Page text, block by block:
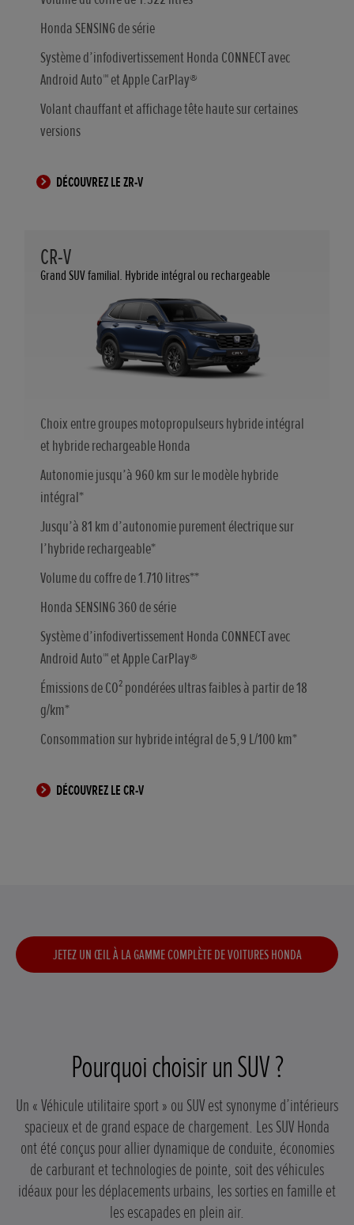
Honda SENSING de série
Système d’infodivertissement Honda CONNECT avec
Android Auto™ et Apple CarPlay®
Volant chauffant et affichage tête haute sur certaines
versions
DÉCOUVREZ LE ZR-V
CR-V
Grand SUV familial. Hybride intégral ou rechargeable
Choix entre groupes motopropulseurs hybride intégral
et hybride rechargeable Honda
Autonomie jusqu’à 960 km sur le modèle hybride
intégral*
Jusqu’à 81 km d’autonomie purement électrique sur
l’hybride rechargeable*
Volume du coffre de 1.710 litres**
Honda SENSING 360 de série
Système d’infodivertissement Honda CONNECT avec
Android Auto™ et Apple CarPlay®
Émissions de CO² pondérées ultras faibles à partir de 18
g/km*
Consommation sur hybride intégral de 5,9 L/100 km*
DÉCOUVREZ LE CR-V
JETEZ UN ŒIL À LA GAMME COMPLÈTE DE VOITURES HONDA
Pourquoi choisir un SUV ?
Un « Véhicule utilitaire sport » ou SUV est synonyme d’intérieurs
spacieux et de grand espace de chargement. Les SUV Honda
ont été conçus pour allier dynamique de conduite, économies
de carburant et technologies de pointe, soit des véhicules
idéaux pour les déplacements urbains, les sorties en famille et
les escapades en plein air.